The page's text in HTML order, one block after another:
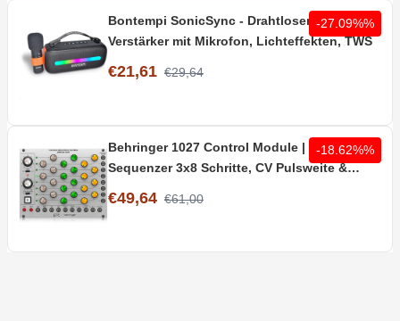
Bontempi SonicSync - Drahtloser Karaoke-
Verstärker mit Mikrofon, Lichteffekten, TWS
€21,61 €29,64
-27.09%%
Behringer 1027 Control Module | Analoger
Sequenzer 3x8 Schritte, CV Pulsweite &
€49,64 €61,00
-18.62%%